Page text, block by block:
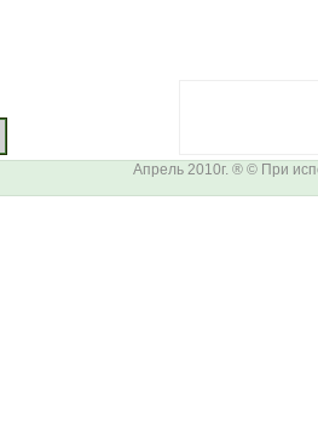
Апрель 2010г. ® © При